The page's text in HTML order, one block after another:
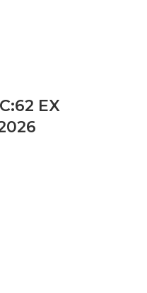
EX